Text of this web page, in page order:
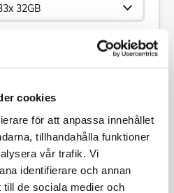
cookies
för att anpassa innehållet
tillhandahålla funktioner
vår trafik. Vi
identifierare och annan
till de sociala medier och